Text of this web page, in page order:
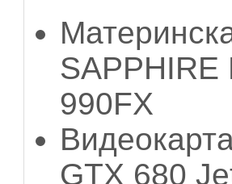
SAPPHIRE
990FX
GTX 680